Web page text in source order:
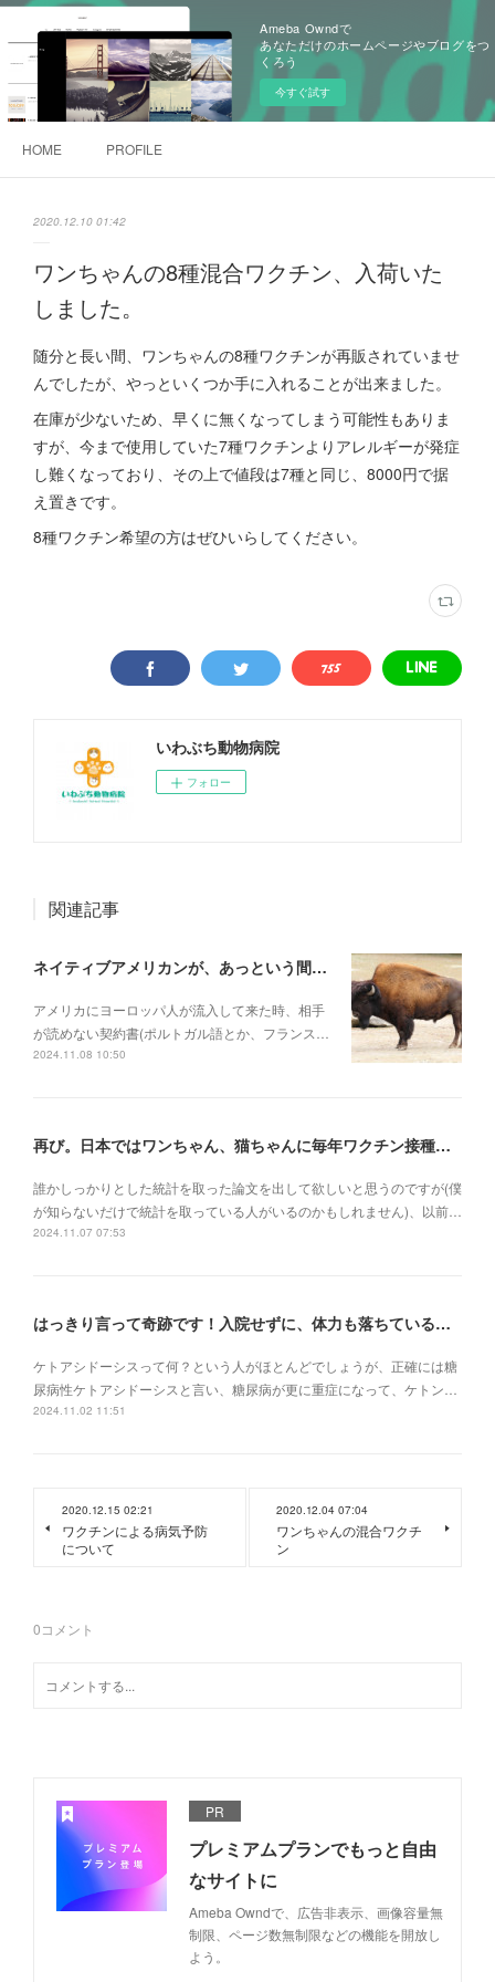
Ameba Owndで
あなただけのホームページやブログをつ
くろう
今すぐ試す
HOME PROFILE
2020.12.10 01:42
ワンちゃんの8種混合ワクチン、入荷いた
しました。
随分と長い間、ワンちゃんの8種ワクチンが再販されていませ
んでしたが、やっといくつか手に入れることが出来ました。
在庫が少ないため、早くに無くなってしまう可能性もありま
すが、今まで使用していた7種ワクチンよりアレルギーが発症
し難くなっており、その上で値段は7種と同じ、8000円で据
え置きです。
8種ワクチン希望の方はぜひいらしてください。
いわぶち動物病院
フォロー
関連記事
ネイティブアメリカンが、あっという間に滅ぼされていった理由
アメリカにヨーロッパ人が流入して来た時、相手
が読めない契約書(ポルトガル語とか、フランス…
2024.11.08 10:50
再び。日本ではワンちゃん、猫ちゃんに毎年ワクチン接種を行うべき理由
誰かしっかりとした統計を取った論文を出して欲しいと思うのですが(僕
が知らないだけで統計を取っている人がいるのかもしれません)、以前…
2024.11.07 07:53
はっきり言って奇跡です！入院せずに、体力も落ちている状況でケトアシドーシスから復活
ケトアシドーシスって何？という人がほとんどでしょうが、正確には糖
尿病性ケトアシドーシスと言い、糖尿病が更に重症になって、ケトン…
2024.11.02 11:51
2020.12.15 02:21
ワクチンによる病気予防
について
2020.12.04 07:04
ワンちゃんの混合ワクチ
ン
0コメント
PR
プレミアムプランでもっと自由
なサイトに
Ameba Owndで、広告非表示、画像容量無
制限、ページ数無制限などの機能を開放し
よう。